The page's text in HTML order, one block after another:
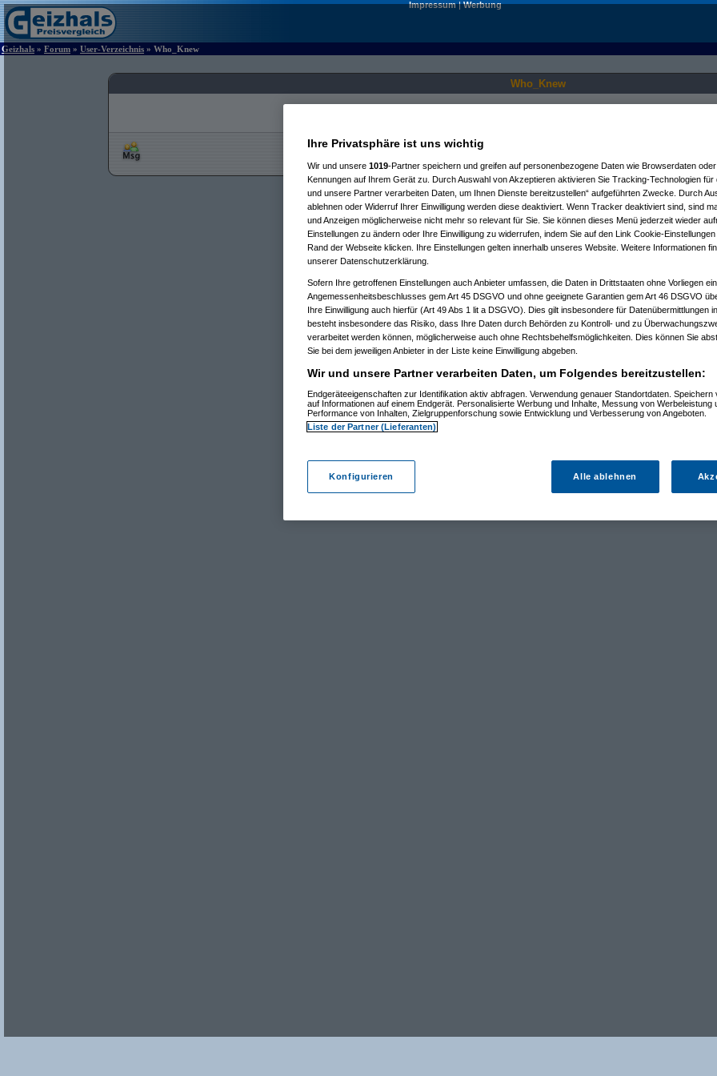
Impressum|Werbung
Geizhals » Forum » User-Verzeichnis » Who_Knew
Who_Knew
Ihre Privatsphäre ist uns wichtig
Wir und unsere 1019-Partner speichern und greifen auf personenbezogene Daten wie Browserdaten
Kennungen auf Ihrem Gerät zu. Durch Auswahl von Akzeptieren aktivieren Sie Tracking-Technologien für
und unsere Partner verarbeiten Daten, um Ihnen Dienste bereitzustellen“ aufgeführten Zwecke. Durch
ablehnen oder Widerruf Ihrer Einwilligung werden diese deaktiviert. Wenn Tracker deaktiviert sind, sind
und Anzeigen möglicherweise nicht mehr so relevant für Sie. Sie können dieses Menü jederzeit wieder
Einstellungen zu ändern oder Ihre Einwilligung zu widerrufen, indem Sie auf den Link Cookie-
Rand der Webseite klicken. Ihre Einstellungen gelten innerhalb unseres Website. Weitere Informationen
unserer Datenschutzerklärung.
Sofern Ihre getroffenen Einstellungen auch Anbieter umfassen, die Daten in Drittstaaten ohne Vorliegen
Angemessenheitsbeschlusses gem Art 45 DSGVO und ohne geeignete Garantien gem Art 46 DSGVO
Ihre Einwilligung auch hierfür (Art 49 Abs 1 lit a DSGVO). Dies gilt insbesondere für Datenübermittlungen
besteht insbesondere das Risiko, dass Ihre Daten durch Behörden zu Kontroll- und zu
verarbeitet werden können, möglicherweise auch ohne Rechtsbehelfsmöglichkeiten. Dies können Sie
Sie bei dem jeweiligen Anbieter in der Liste keine Einwilligung abgeben.
Wir und unsere Partner verarbeiten Daten, um Folgendes bereitzustellen:
Endgeräteeigenschaften zur Identifikation aktiv abfragen. Verwendung genauer Standortdaten. Speichern
auf Informationen auf einem Endgerät. Personalisierte Werbung und Inhalte, Messung von Werbeleistung
Performance von Inhalten, Zielgruppenforschung sowie Entwicklung und Verbesserung von Angeboten.
Liste der Partner (Lieferanten)
Konfigurieren Alle ablehnen